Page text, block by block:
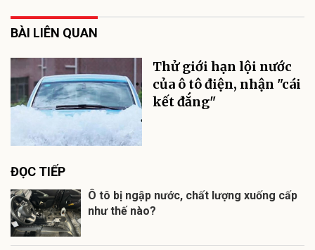
BÀI LIÊN QUAN
Thử giới hạn lội nước
của ô tô điện, nhận "cái
kết đắng"
ĐỌC TIẾP
Ô tô bị ngập nước, chất lượng xuống cấp
như thế nào?